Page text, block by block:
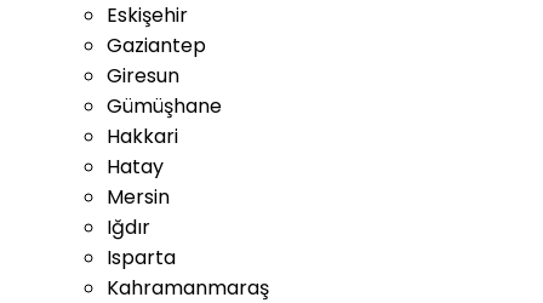
Eskişehir
Gaziantep
Giresun
Gümüşhane
Hakkari
Hatay
Mersin
Iğdır
Isparta
Kahramanmaraş